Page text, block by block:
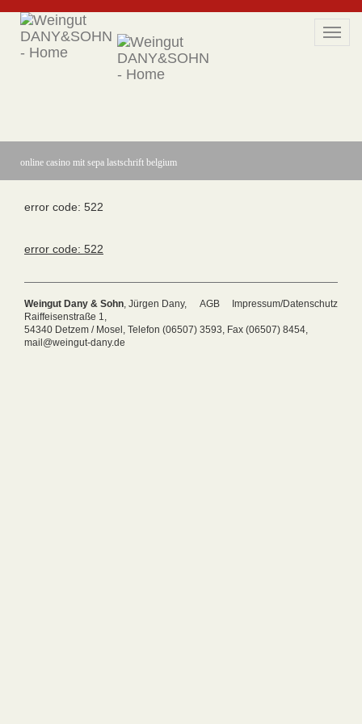
online casino mit sepa lastschrift belgium
error code: 522
error code: 522
AGB Impressum/Datenschutz
Weingut Dany & Sohn , Jürgen Dany,
Raiffeisenstraße 1,
54340 Detzem / Mosel, Telefon (06507) 3593, Fax (06507) 8454,
mail@weingut-dany.de